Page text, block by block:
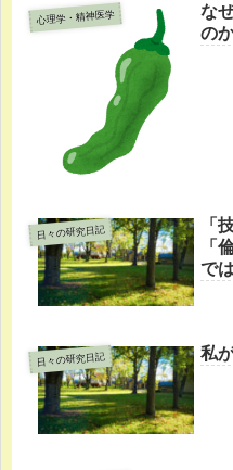
心理学・精神医学
な
の
日々の研究日記
「
「
で
日々の研究日記 私